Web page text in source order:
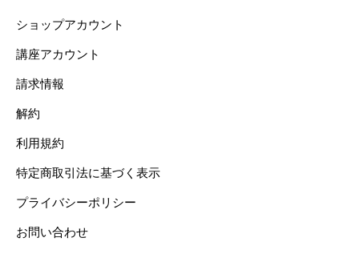
ショップアカウント
講座アカウント
請求情報
解約
利用規約
特定商取引法に基づく表示
プライバシーポリシー
お問い合わせ